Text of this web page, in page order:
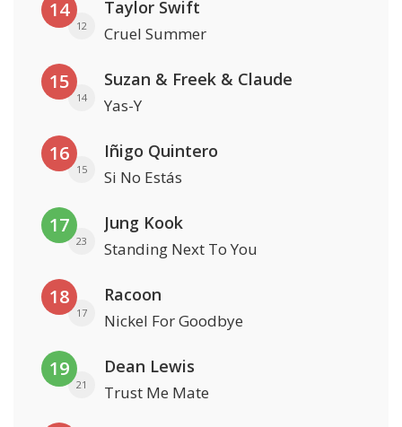
14
12
Taylor Swift
Cruel Summer
15
14
Suzan & Freek & Claude
Yas-Y
16
15
Iñigo Quintero
Si No Estás
17
23
Jung Kook
Standing Next To You
18
17
Racoon
Nickel For Goodbye
19
21
Dean Lewis
Trust Me Mate